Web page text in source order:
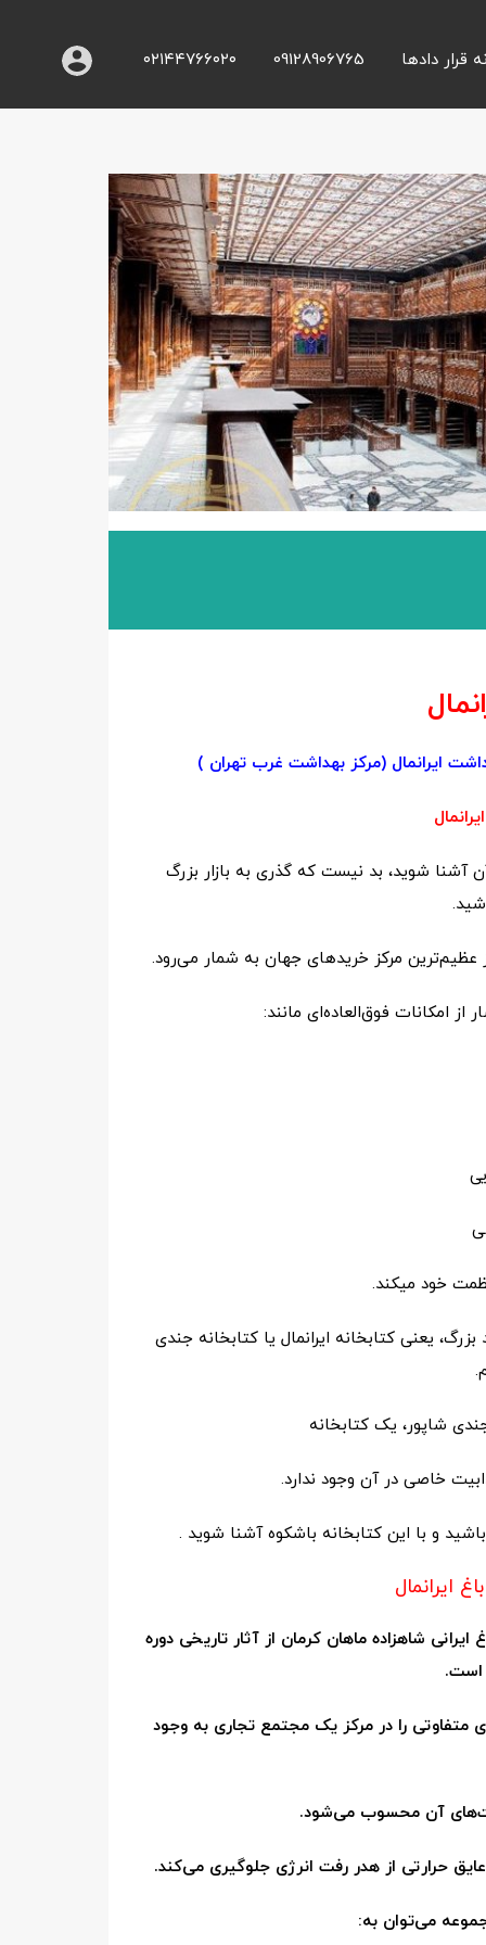
قرار دادها 09128906765 ۰۲۱۴۴۷۶۶۰۲۰
ایرانمال (مرکز بهداشت غرب تهران )
آشنا شوید، بد نیست که گذری به بازار بزرگ
از عظیم‌ترین مرکز خریدهای جهان به شمار می‌رود.
از امکانات فوق‌العاده‌ای‌ مانند:
خود می­کند.
بزرگ‌، یعنی کتابخانه ایرانمال یا کتابخانه جندی
شاپور، یک کتابخانه
خاصی در آن وجود ندارد.
و با این کتابخانه باشکوه آشنا شوید .
باغ ایرانمال
ایرانی شاهزاده ماهان کرمان از آثار تاریخی دوره
است.
متفاوتی را در مرکز یک مجتمع تجاری به وجود
آن محسوبمی‌شود.
حرارتی از هدر رفت انرژی جلوگیری می‌کند.
می‌توان به: